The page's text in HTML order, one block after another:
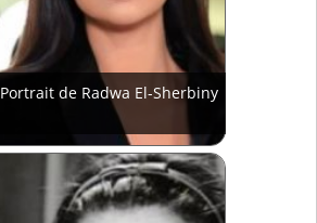
Portrait de Radwa El-Sherbiny